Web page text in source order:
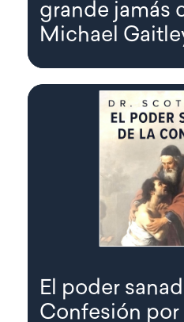
grande jamás
Michael
El poder
Confesión por